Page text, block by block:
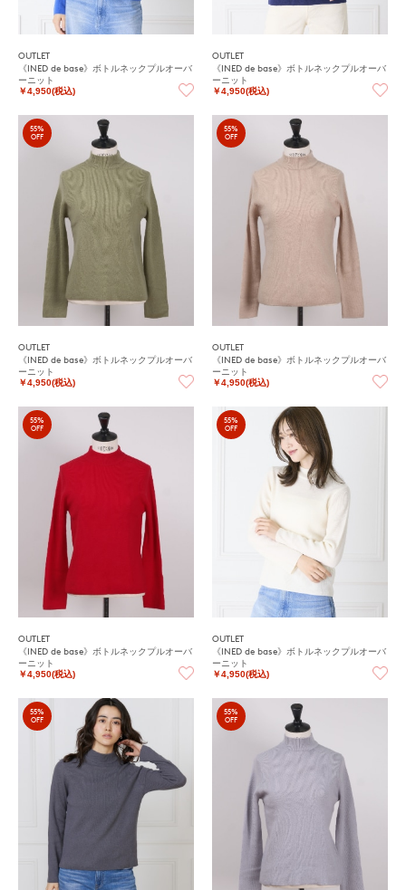
OUTLET
《INED de base》ボトルネックプルオーバ
ーニット
￥4,950(税込)
OUTLET
《INED de base》ボトルネックプルオーバ
ーニット
￥4,950(税込)
55%
OFF
OUTLET
《INED de base》ボトルネックプルオーバ
ーニット
￥4,950(税込)
55%
OFF
OUTLET
《INED de base》ボトルネックプルオーバ
ーニット
￥4,950(税込)
55%
OFF
OUTLET
《INED de base》ボトルネックプルオーバ
ーニット
￥4,950(税込)
55%
OFF
OUTLET
《INED de base》ボトルネックプルオーバ
ーニット
￥4,950(税込)
55%
OFF
55%
OFF